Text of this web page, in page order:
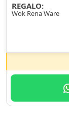
REGALO:
Wok Rena Ware